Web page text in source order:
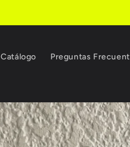
Catálogo Preguntas